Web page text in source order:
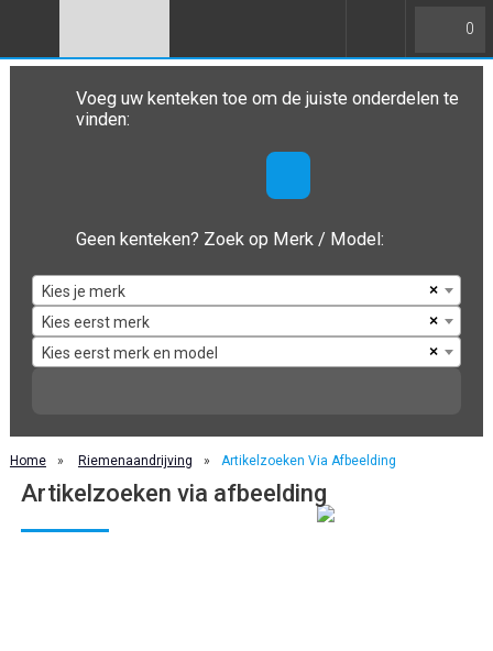
0
Voeg uw kenteken toe om de juiste onderdelen te
vinden:
Geen kenteken? Zoek op Merk / Model:
×
Kies je merk
×
Kies eerst merk
×
Kies eerst merk en model
Home » Riemenaandrijving » Artikelzoeken Via Afbeelding
Artikelzoeken via afbeelding